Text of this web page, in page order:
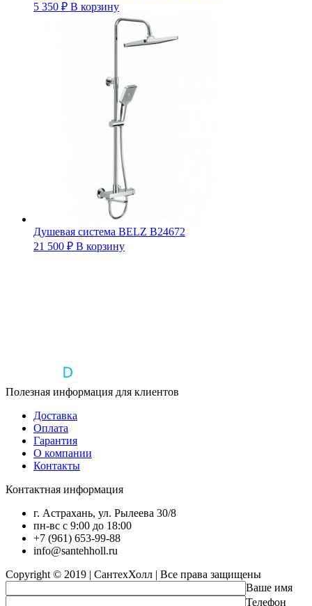
5 350 ₽ В корзину
Душевая система BELZ B24672
21 500 ₽ В корзину
Полезная информация для клиентов
Доставка
Оплата
Гарантия
О компании
Контакты
Контактная информация
г. Астрахань, ул. Рылеева 30/8
пн-вс с 9:00 до 18:00
+7 (961) 653-99-88
info@santehholl.ru
Copyright © 2019 | СантехХолл | Все права защищены
Ваше имя
Телефон